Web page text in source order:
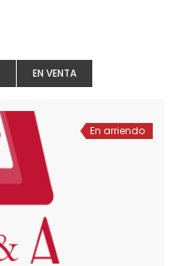
EN VENTA
En arriendo